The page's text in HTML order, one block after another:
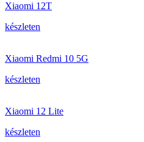
Xiaomi 12T
készleten
Xiaomi Redmi 10 5G
készleten
Xiaomi 12 Lite
készleten